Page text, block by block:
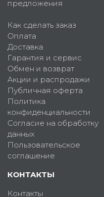
предложения
Как сделать заказ
Оплата
Доставка
Гарантия и сервис
Обмен и возврат
Акции и распродажи
Публичная оферта
Политика
конфиденциальности
Согласие на обработку
данных
Пользовательское
соглашение
КОНТАКТЫ
Контакты